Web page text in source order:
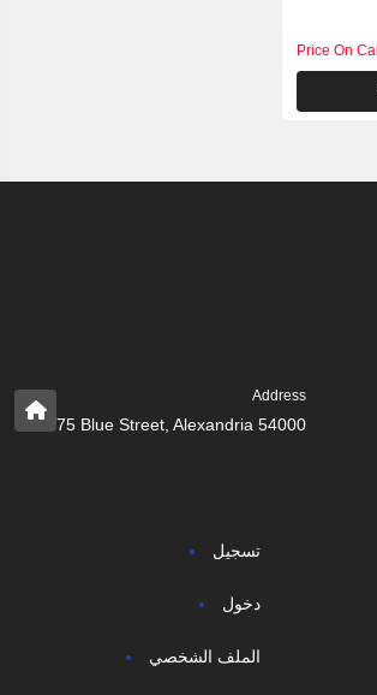
Price On Call
Address
75 Blue Street, Alexandria 54000
تسجيل
دخول
الملف الشخصي